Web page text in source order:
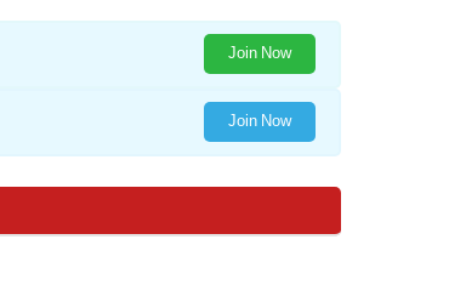
Join Now
Join Now